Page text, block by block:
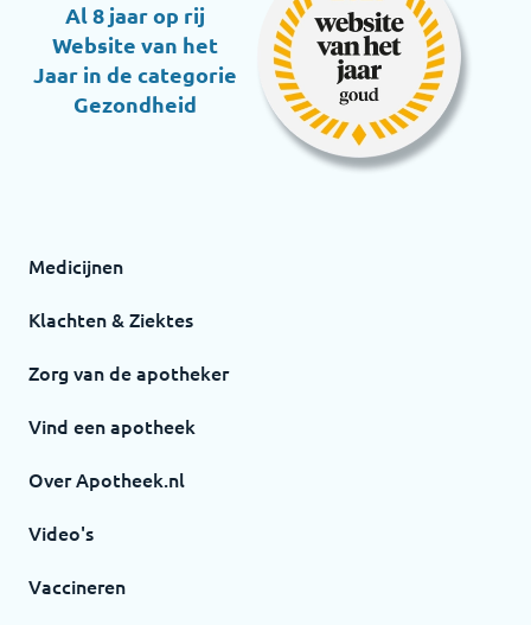
Al 8 jaar op rij
Website van het
Jaar in de categorie
Gezondheid
Medicijnen
Klachten & Ziektes
Zorg van de apotheker
Vind een apotheek
Over Apotheek.nl
Video's
Vaccineren